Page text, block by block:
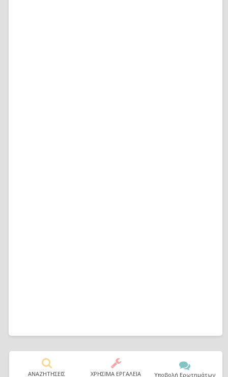
ΑΝΑΖΗΤΗΣΕΙΣ ΧΡΗΣΙΜΑ ΕΡΓΑΛΕΙΑ Υποβολή Ερωτημάτων